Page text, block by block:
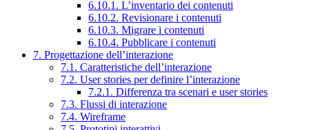
6.10.1. L’inventario dei contenuti
6.10.2. Revisionare i contenuti
6.10.3. Migrare i contenuti
6.10.4. Pubblicare i contenuti
7. Progettazione dell’interazione
7.1. Caratteristiche dell’interazione
7.2. User stories per definire l’interazione
7.2.1. Differenza tra scenari e user stories
7.3. Flussi di interazione
7.4. Wireframe